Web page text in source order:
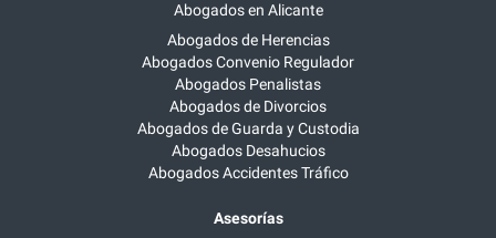
Abogados en Alicante
Abogados de Herencias
Abogados Convenio Regulador
Abogados Penalistas
Abogados de Divorcios
Abogados de Guarda y Custodia
Abogados Desahucios
Abogados Accidentes Tráfico
Asesorías